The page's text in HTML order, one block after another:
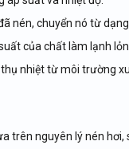
nén, chuyển nó từ
của chất làm lạnh
nhiệt từ môi trường
trên nguyên lý nén